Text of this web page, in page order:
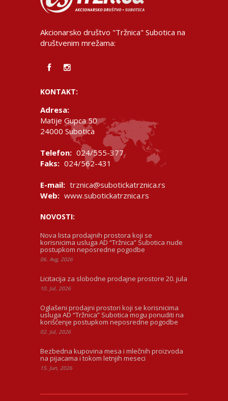
Akcionarsko društvo "Tržnica" Subotica na
društvenim mrežama:
KONTAKT:
Adresa:
Matije Gupca 50
24000 Subotica
Telefon: 024/555-377
Faks: 024/562-431
E-mail: trznica@subotickatrznica.rs
Web: www.subotickatrznica.rs
NOVOSTI:
Nova lista prodajnih prostora koji se
korisnicima usluga AD “Tržnica” Subotica nude
postupkom neposredne pogodbe
06. Avg, 2026
Licitacija za slobodne prodajne prostore 20. jula
10. Jul, 2026
Oglašeni prodajni prostori koji se korisnicima
usluga AD “Tržnica” Subotica mogu ponuditi na
korišćenje postupkom neposredne pogodbe
02. Jul, 2026
Bezbedna kupovina mesa i mlečnih proizvoda
na pijacama i tokom letnjih meseci
15. Jun, 2026